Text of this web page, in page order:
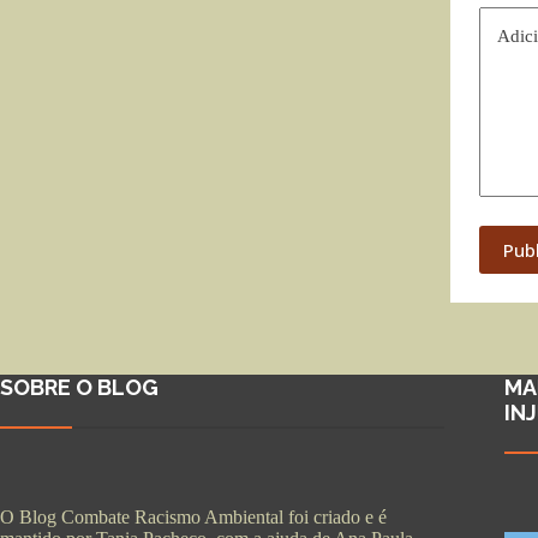
SOBRE O BLOG
O Blog Combate Racismo Ambiental foi criado e é